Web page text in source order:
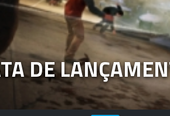
DE